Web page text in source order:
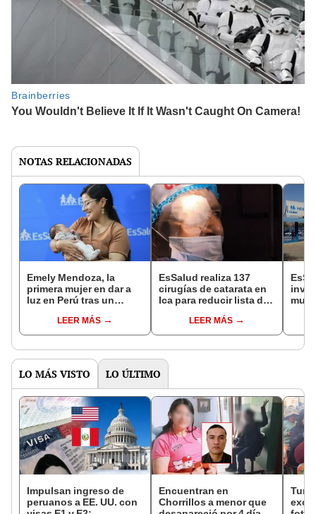
NOTAS RELACIONADAS
Emely Mendoza, la
primera mujer en dar a
luz en Perú tras un
LEER MÁS
EsSalud realiza 137
cirugías de catarata en
Ica para reducir lista de
LEER MÁS
LO MÁS VISTO LO ÚLTIMO
Impulsan ingreso de
peruanos a EE. UU. con
Encuentran en
Chorrillos a menor que